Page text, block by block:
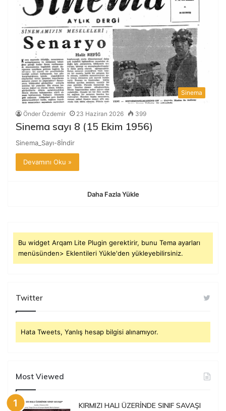
Sinema
Önder Özdemir 23 Haziran 2026 399
Sinema sayı 8 (15 Ekim 1956)
Sinema_Sayı-8İndir
Devamını Oku »
Daha Fazla Yükle
Bu widget Arqam Lite Plugin gerektirir, bunu Tema ayarları
menüsünden> Eklentileri Yükle'den yükleyebilirsiniz.
Twitter
Hata Tweets, Yanlış hesap bilgisi alınamıyor.
Most Viewed
KIRMIZI HALI ÜZERİNDE SINIF SAVAŞI